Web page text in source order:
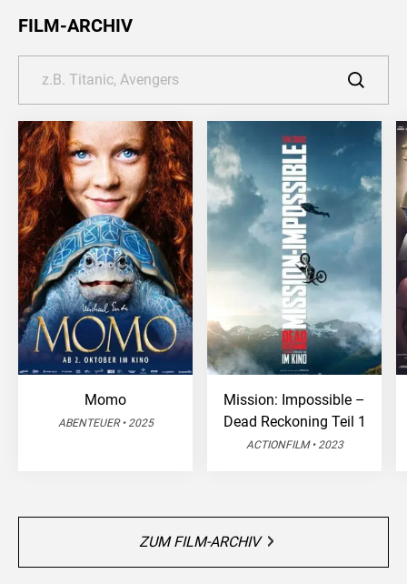
FILM-ARCHIV
Momo
ABENTEUER • 2025
Mission: Impossible –
Dead Reckoning Teil 1
ACTIONFILM • 2023
ZUM FILM-ARCHIV